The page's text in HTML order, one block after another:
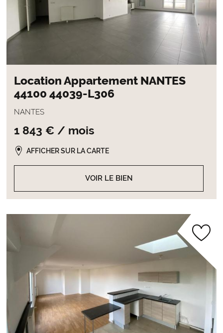
Location Appartement NANTES
44100 44039-L306
NANTES
1 843 € / mois
VOIR LE BIEN
AFFICHER SUR LA CARTE